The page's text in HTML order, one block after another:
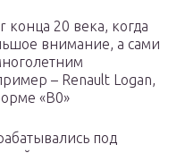
конца 20 века, когда
внимание, а сами
– Renault Logan,
«B0»
под